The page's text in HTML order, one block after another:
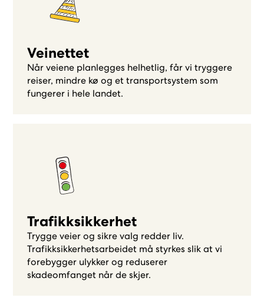
Veinettet
Når veiene planlegges helhetlig, får vi tryggere
reiser, mindre kø og et transportsystem som
fungerer i hele landet.
Trafikksikkerhet
Trygge veier og sikre valg redder liv.
Trafikksikkerhetsarbeidet må styrkes slik at vi
forebygger ulykker og reduserer
skadeomfanget når de skjer.